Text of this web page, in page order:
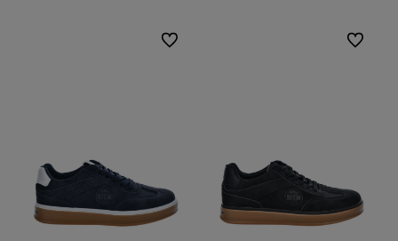
Do ulubionych Do